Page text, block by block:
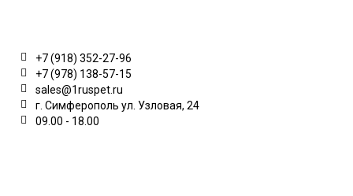
+7 (918) 352-27-96
+7 (978) 138-57-15
sales@1ruspet.ru
г. Симферополь ул. Узловая, 24
09.00 - 18.00